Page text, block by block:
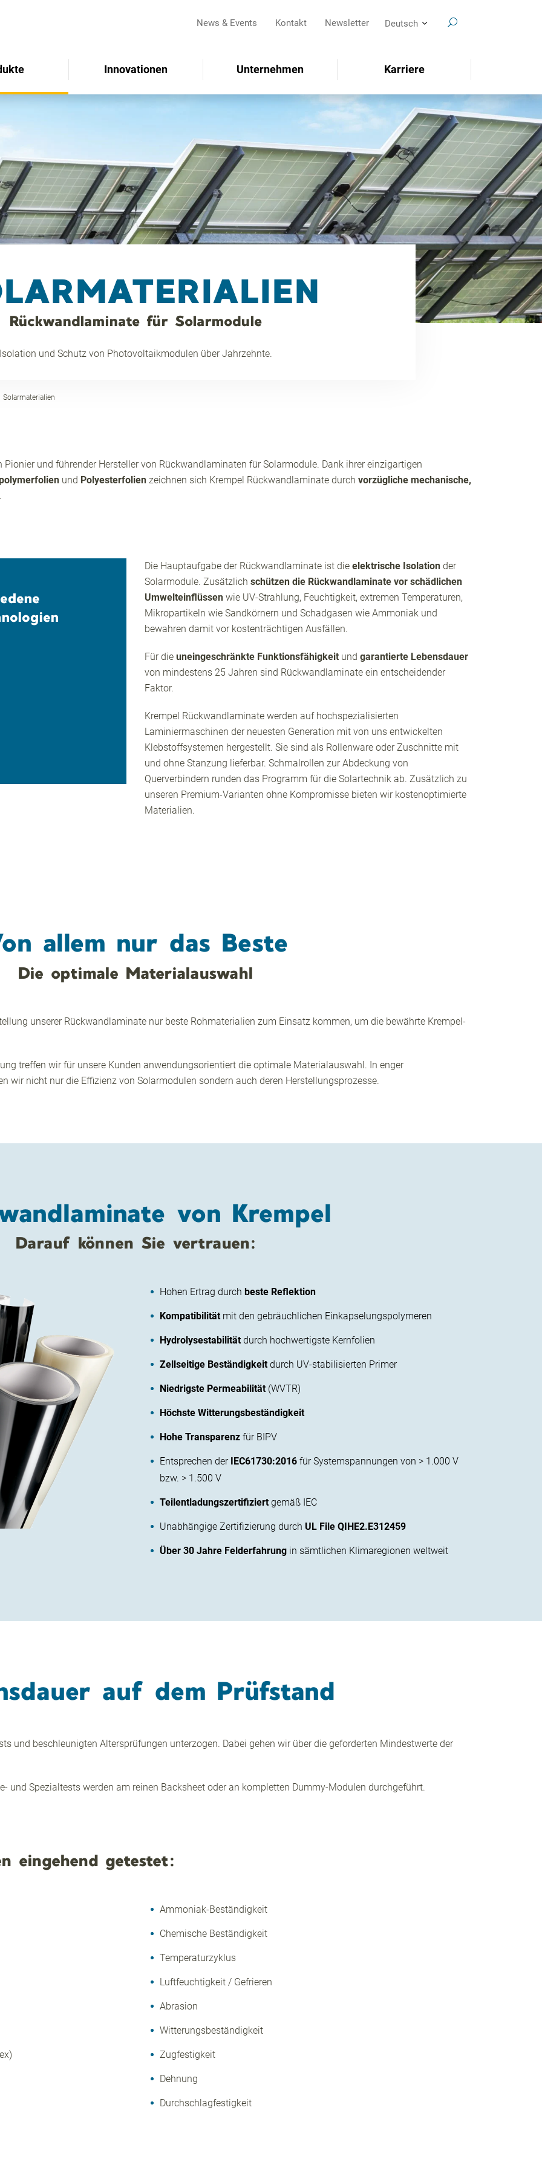
News & Events Kontakt Newsletter Deutsch
SEARCH
Innovationen Unternehmen Karriere
Rückwandlaminate für Solarmodule
und Schutz von Photovoltaikmodulen über Jahrzehnte.
Solarmaterialien
und führender Hersteller von Rückwandlaminaten für Solarmodule. Dank ihrer einzigartigen
und Polyesterfolien zeichnen sich Krempel Rückwandlaminate durch vorzügliche mechanische,
Die Hauptaufgabe der Rückwandlaminate ist die elektrische Isolation der
Solarmodule. Zusätzlich schützen die Rückwandlaminate vor schädlichen
Umwelteinflüssen wie UV-Strahlung, Feuchtigkeit, extremen Temperaturen,
Mikropartikeln wie Sandkörnern und Schadgasen wie Ammoniak und
bewahren damit vor kostenträchtigen Ausfällen.
Für die uneingeschränkte Funktionsfähigkeit und garantierte Lebensdauer
von mindestens 25 Jahren sind Rückwandlaminate ein entscheidender
Faktor.
Krempel Rückwandlaminate werden auf hochspezialisierten
Laminiermaschinen der neuesten Generation mit von uns entwickelten
Klebstoffsystemen hergestellt. Sie sind als Rollenware oder Zuschnitte mit
und ohne Stanzung lieferbar. Schmalrollen zur Abdeckung von
Querverbindern runden das Programm für die Solartechnik ab. Zusätzlich zu
unseren Premium-Varianten ohne Kompromisse bieten wir kostenoptimierte
Materialien.
allem nur das Beste
Die optimale Materialauswahl
unserer Rückwandlaminate nur beste Rohmaterialien zum Einsatz kommen, um die bewährte Krempel-
treffen wir für unsere Kunden anwendungsorientiert die optimale Materialauswahl. In enger
wir nicht nur die Effizienz von Solarmodulen sondern auch deren Herstellungsprozesse.
von Krempel
Darauf können Sie vertrauen:
Hohen Ertrag durch beste Reflektion
Kompatibilitätmit den gebräuchlichen Einkapselungspolymeren
Hydrolysestabilitätdurch hochwertigste Kernfolien
Zellseitige Beständigkeitdurch UV-stabilisierten Primer
Niedrigste Permeabilität (WVTR)
Höchste Witterungsbeständigkeit
Hohe Transparenz für BIPV
Entsprechen der IEC61730:2016 für Systemspannungen von > 1.000 V
bzw. > 1.500 V
Teilentladungszertifiziertgemäß IEC
Unabhängige Zertifizierung durch UL File QIHE2.E312459
Über 30 Jahre Felderfahrung in sämtlichen Klimaregionen weltweit
auf dem Prüfstand
und beschleunigten Altersprüfungen unterzogen. Dabei gehen wir über die geforderten Mindestwerte der
und Spezialtests werden am reinen Backsheet oder an kompletten Dummy-Modulen durchgeführt.
eingehend getestet:
Ammoniak-Beständigkeit
Chemische Beständigkeit
Temperaturzyklus
Luftfeuchtigkeit / Gefrieren
Abrasion
Witterungsbeständigkeit
Zugfestigkeit
Dehnung
Durchschlagfestigkeit